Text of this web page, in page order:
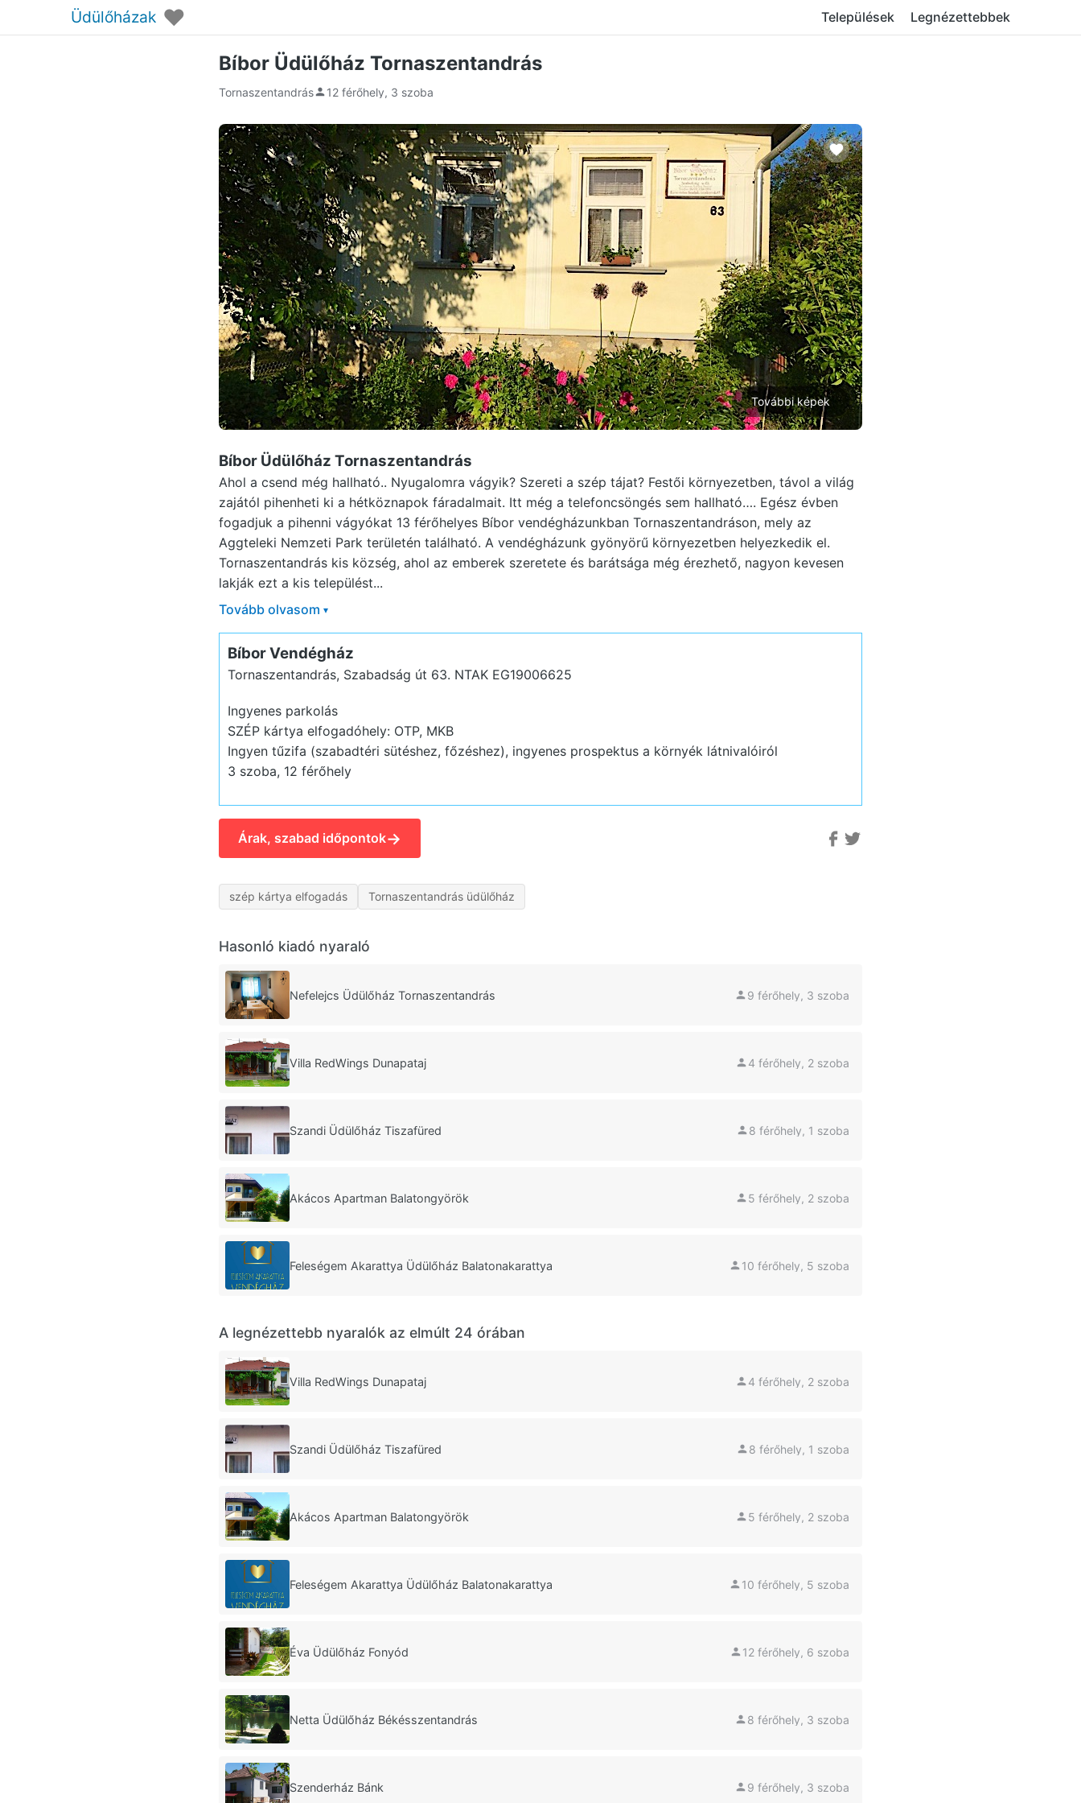
Üdülőházak ♥ Települések Legnézettebbek
Bíbor Üdülőház Tornaszentandrás
Tornaszentandrás 12 férőhely, 3 szoba
További képek
Bíbor Üdülőház Tornaszentandrás
Ahol a csend még hallható.. Nyugalomra vágyik? Szereti a szép tájat? Festői környezetben, távol a világ
zajától pihenheti ki a hétköznapok fáradalmait. Itt még a telefoncsöngés sem hallható…. Egész évben
fogadjuk a pihenni vágyókat 13 férőhelyes Bíbor vendégházunkban Tornaszentandráson, mely az
Aggteleki Nemzeti Park területén található. A vendégházunk gyönyörű környezetben helyezkedik el.
Tornaszentandrás kis község, ahol az emberek szeretete és barátsága még érezhető, nagyon kevesen
lakják ezt a kis települést...
Tovább olvasom ▾
Bíbor Vendégház
Tornaszentandrás, Szabadság út 63. NTAK EG19006625
Ingyenes parkolás
SZÉP kártya elfogadóhely: OTP, MKB
Ingyen tűzifa (szabadtéri sütéshez, főzéshez), ingyenes prospektus a környék látnivalóiról
3 szoba, 12 férőhely
Árak, szabad időpontok→
szép kártya elfogadás Tornaszentandrás üdülőház
Hasonló kiadó nyaraló
Nefelejcs Üdülőház Tornaszentandrás 9 férőhely, 3 szoba
Villa RedWings Dunapataj 4 férőhely, 2 szoba
Szandi Üdülőház Tiszafüred 8 férőhely, 1 szoba
Akácos Apartman Balatongyörök 5 férőhely, 2 szoba
Feleségem Akarattya Üdülőház Balatonakarattya 10 férőhely, 5 szoba
A legnézettebb nyaralók az elmúlt 24 órában
Villa RedWings Dunapataj 4 férőhely, 2 szoba
Szandi Üdülőház Tiszafüred 8 férőhely, 1 szoba
Akácos Apartman Balatongyörök 5 férőhely, 2 szoba
Feleségem Akarattya Üdülőház Balatonakarattya 10 férőhely, 5 szoba
Éva Üdülőház Fonyód 12 férőhely, 6 szoba
Netta Üdülőház Békésszentandrás 8 férőhely, 3 szoba
Szenderház Bánk 9 férőhely, 3 szoba